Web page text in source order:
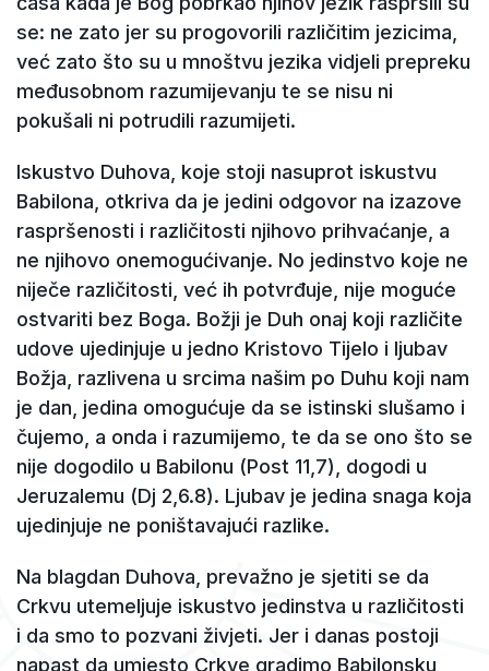
se: ne zato jer su progovorili različitim jezicima,
već zato što su u mnoštvu jezika vidjeli prepreku
međusobnom razumijevanju te se nisu ni
pokušali ni potrudili razumijeti.
Iskustvo Duhova, koje stoji nasuprot iskustvu
Babilona, otkriva da je jedini odgovor na izazove
raspršenosti i različitosti njihovo prihvaćanje, a
ne njihovo onemogućivanje. No jedinstvo koje ne
niječe različitosti, već ih potvrđuje, nije moguće
ostvariti bez Boga. Božji je Duh onaj koji različite
udove ujedinjuje u jedno Kristovo Tijelo i ljubav
Božja, razlivena u srcima našim po Duhu koji nam
je dan, jedina omogućuje da se istinski slušamo i
čujemo, a onda i razumijemo, te da se ono što se
nije dogodilo u Babilonu (Post 11,7), dogodi u
Jeruzalemu (Dj 2,6.8). Ljubav je jedina snaga koja
ujedinjuje ne poništavajući razlike.
Na blagdan Duhova, prevažno je sjetiti se da
Crkvu utemeljuje iskustvo jedinstva u različitosti
i da smo to pozvani živjeti. Jer i danas postoji
napast da umjesto Crkve gradimo Babilonsku